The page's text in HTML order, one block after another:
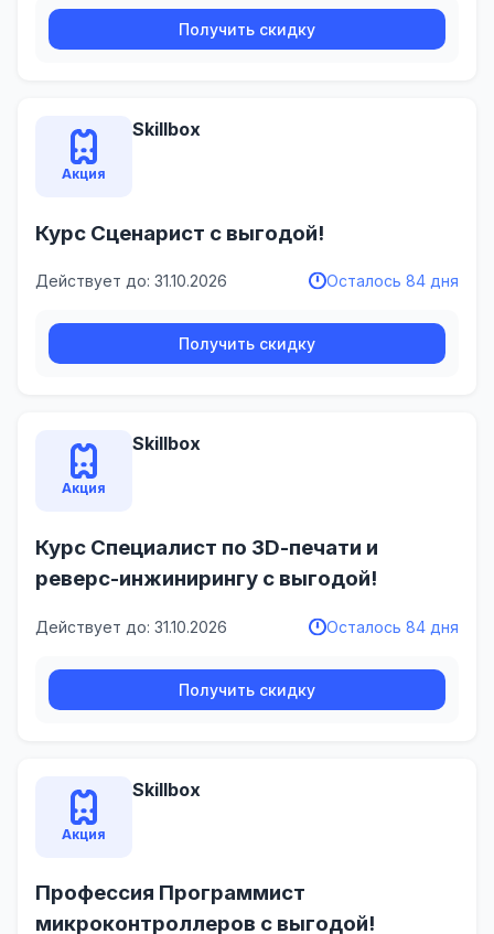
Получить скидку
Акция
Skillbox
Курс Сценарист с выгодой!
Действует до: 31.10.2026 Осталось 84 дня
Получить скидку
Акция
Skillbox
Курс Специалист по 3D-печати и
реверс-инжинирингу с выгодой!
Действует до: 31.10.2026 Осталось 84 дня
Получить скидку
Акция
Skillbox
Профессия Программист
микроконтролле­ров с выгодой!